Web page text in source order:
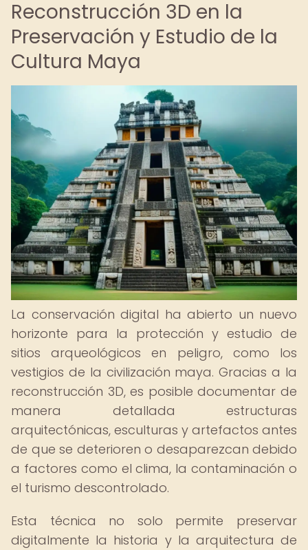
Reconstrucción 3D en la
Preservación y Estudio de la
Cultura Maya
La conservación digital ha abierto un nuevo
horizonte para la protección y estudio de
sitios arqueológicos en peligro, como los
vestigios de la civilización maya. Gracias a la
reconstrucción 3D, es posible documentar de
manera detallada estructuras
arquitectónicas, esculturas y artefactos antes
de que se deterioren o desaparezcan debido
a factores como el clima, la contaminación o
el turismo descontrolado.
Esta técnica no solo permite preservar
digitalmente la historia y la arquitectura de